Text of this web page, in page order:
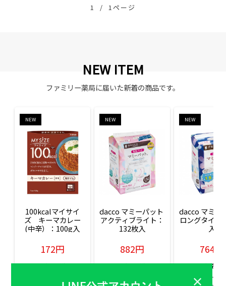
1 / 1ページ
NEW ITEM
ファミリー薬局に届いた新着の商品です。
NEW
100kcalマイサイ
ズ　キーマカレー
(中辛）：100g入
172円
販売価格(税込)
NEW
dacco マミーパット
アクティブライト：
132枚入
882円
販売価格(税込)
NEW
dacco マミー
ロングタイム
入
764円
販売価格(税